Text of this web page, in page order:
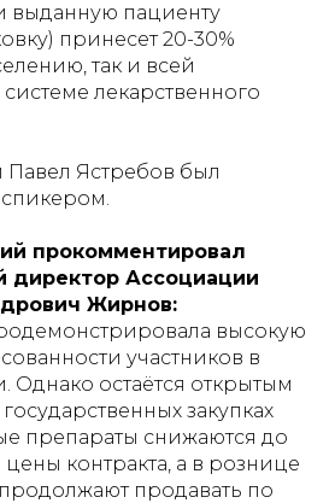
выданную пациенту
принесет 20-30%
так и всей
лекарственного
Павел Ястребов был
прокомментировал
директор Ассоциации
Жирнов:
высокую
участников в
Однако остаётся открытым
закупках
препараты снижаются до
цены контракта, а в рознице
продавать по